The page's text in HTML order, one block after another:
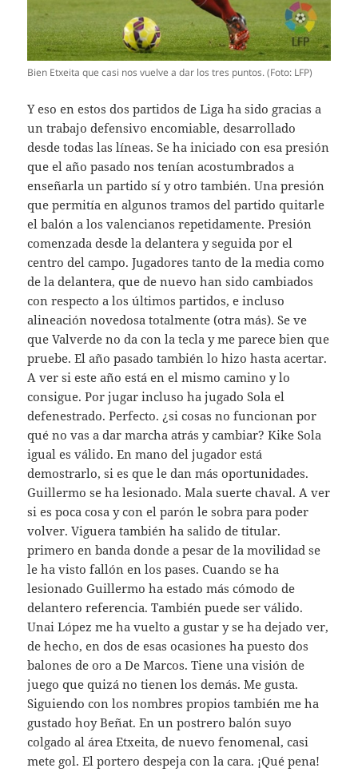
Bien Etxeita que casi nos vuelve a dar los tres puntos. (Foto: LFP)
Y eso en estos dos partidos de Liga ha sido gracias a
un trabajo defensivo encomiable, desarrollado
desde todas las líneas. Se ha iniciado con esa presión
que el año pasado nos tenían acostumbrados a
enseñarla un partido sí y otro también. Una presión
que permitía en algunos tramos del partido quitarle
el balón a los valencianos repetidamente. Presión
comenzada desde la delantera y seguida por el
centro del campo. Jugadores tanto de la media como
de la delantera, que de nuevo han sido cambiados
con respecto a los últimos partidos, e incluso
alineación novedosa totalmente (otra más). Se ve
que Valverde no da con la tecla y me parece bien que
pruebe. El año pasado también lo hizo hasta acertar.
A ver si este año está en el mismo camino y lo
consigue. Por jugar incluso ha jugado Sola el
defenestrado. Perfecto. ¿si cosas no funcionan por
qué no vas a dar marcha atrás y cambiar? Kike Sola
igual es válido. En mano del jugador está
demostrarlo, si es que le dan más oportunidades.
Guillermo se ha lesionado. Mala suerte chaval. A ver
si es poca cosa y con el parón le sobra para poder
volver. Viguera también ha salido de titular.
primero en banda donde a pesar de la movilidad se
le ha visto fallón en los pases. Cuando se ha
lesionado Guillermo ha estado más cómodo de
delantero referencia. También puede ser válido.
Unai López me ha vuelto a gustar y se ha dejado ver,
de hecho, en dos de esas ocasiones ha puesto dos
balones de oro a De Marcos. Tiene una visión de
juego que quizá no tienen los demás. Me gusta.
Siguiendo con los nombres propios también me ha
gustado hoy Beñat. En un postrero balón suyo
colgado al área Etxeita, de nuevo fenomenal, casi
mete gol. El portero despeja con la cara. ¡Qué pena!